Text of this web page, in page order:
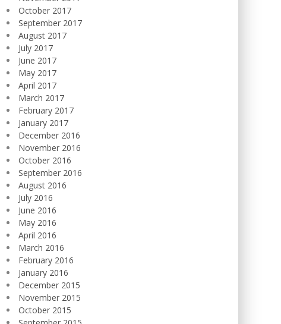
October 2017
September 2017
August 2017
July 2017
June 2017
May 2017
April 2017
March 2017
February 2017
January 2017
December 2016
November 2016
October 2016
September 2016
August 2016
July 2016
June 2016
May 2016
April 2016
March 2016
February 2016
January 2016
December 2015
November 2015
October 2015